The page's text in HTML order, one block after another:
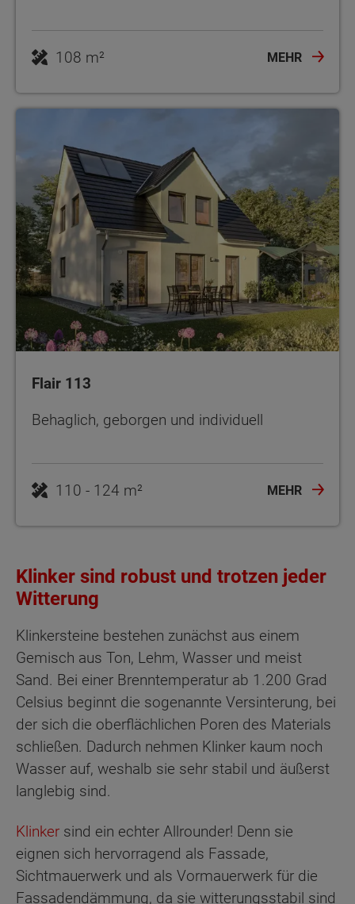
108 m² MEHR
Flair 113
Behaglich, geborgen und individuell
110 - 124 m² MEHR
Klinker sind robust und trotzen jeder
Witterung
Klinkersteine bestehen zunächst aus einem
Gemisch aus Ton, Lehm, Wasser und meist
Sand. Bei einer Brenntemperatur ab 1.200 Grad
Celsius beginnt die sogenannte Versinterung, bei
der sich die oberflächlichen Poren des Materials
schließen. Dadurch nehmen Klinker kaum noch
Wasser auf, weshalb sie sehr stabil und äußerst
langlebig sind.
Klinker sind ein echter Allrounder! Denn sie
eignen sich hervorragend als Fassade,
Sichtmauerwerk und als Vormauerwerk für die
Fassadendämmung, da sie witterungsstabil sind